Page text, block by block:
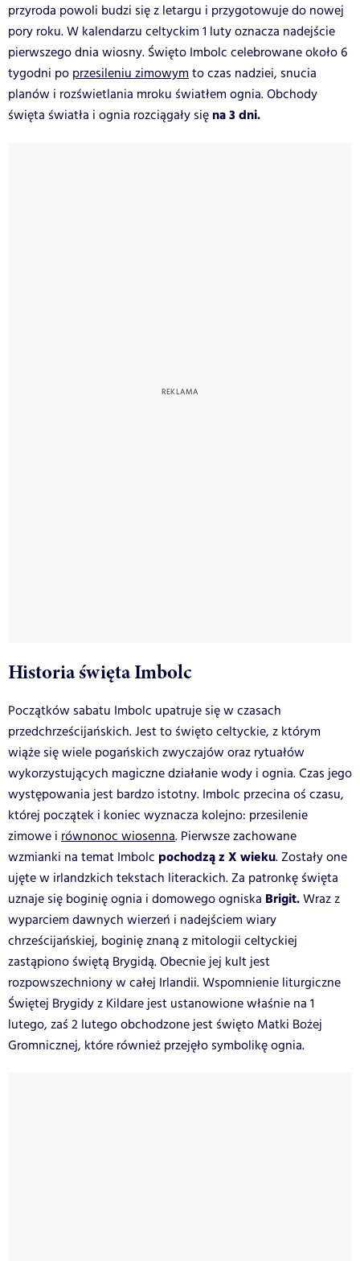
przyroda powoli budzi się z letargu i przygotowuje do nowej
pory roku. W kalendarzu celtyckim 1 luty oznacza nadejście
pierwszego dnia wiosny. Święto Imbolc celebrowane około 6
tygodni po przesileniu zimowymto czas nadziei, snucia
planów i rozświetlania mroku światłem ognia. Obchody
święta światła i ognia rozciągały się na 3 dni.
Historia święta Imbolc
Początków sabatu Imbolc upatruje się w czasach
przedchrześcijańskich. Jest to święto celtyckie, z którym
wiąże się wiele pogańskich zwyczajów oraz rytuałów
wykorzystujących magiczne działanie wody i ognia. Czas jego
występowania jest bardzo istotny. Imbolc przecina oś czasu,
której początek i koniec wyznacza kolejno: przesilenie
zimowe i równonoc wiosenna. Pierwsze zachowane
wzmianki na temat Imbolc pochodzą z X wieku. Zostały one
ujęte w irlandzkich tekstach literackich. Za patronkę święta
uznaje się boginię ognia i domowego ogniska Brigit.Wraz z
wyparciem dawnych wierzeń i nadejściem wiary
chrześcijańskiej, boginię znaną z mitologii celtyckiej
zastąpiono świętą Brygidą. Obecnie jej kult jest
rozpowszechniony w całej Irlandii. Wspomnienie liturgiczne
Świętej Brygidy z Kildare jest ustanowione właśnie na 1
lutego, zaś 2 lutego obchodzone jest święto Matki Bożej
Gromnicznej, które również przejęło symbolikę ognia.